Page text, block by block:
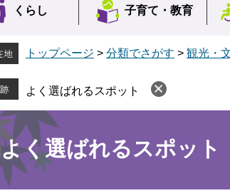
くらし 子育て・ 教育
トップページ > 分類でさがす > 観光・
よく選ばれるスポット
よく選ばれるスポット